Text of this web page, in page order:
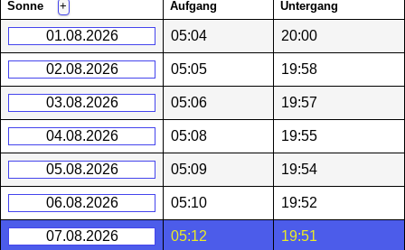
+
Sonne Aufgang Untergang
01.08.2026 05:04 20:00
02.08.2026 05:05 19:58
03.08.2026 05:06 19:57
04.08.2026 05:08 19:55
05.08.2026 05:09 19:54
06.08.2026 05:10 19:52
07.08.2026 05:12 19:51